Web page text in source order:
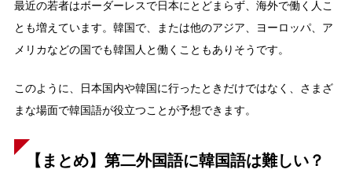
最近の若者はボーダーレスで日本にとどまらず、海外で働く人こ
とも増えています。韓国で、または他のアジア、ヨーロッパ、ア
メリカなどの国でも韓国人と働くこともありそうです。
このように、日本国内や韓国に行ったときだけではなく、さまざ
まな場面で韓国語が役立つことが予想できます。
【まとめ】第二外国語に韓国語は難しい？